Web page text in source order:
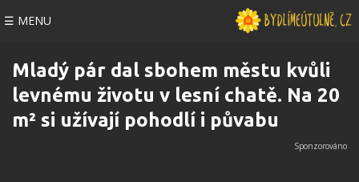
☰ MENU
Mladý pár dal sbohem městu kvůli
levnému životu v lesní chatě. Na 20
m² si užívají pohodlí i půvabu